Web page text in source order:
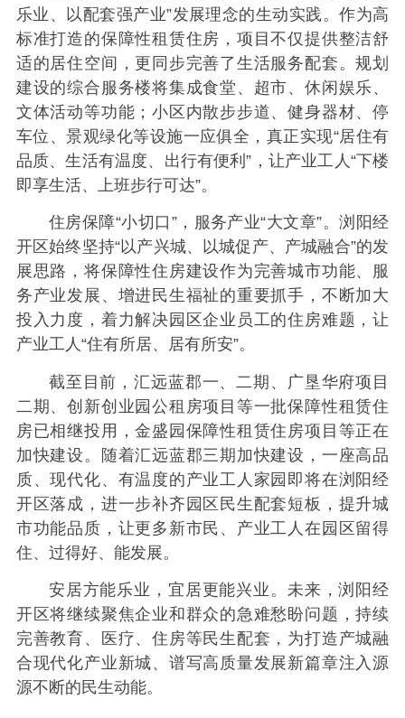
乐业、以配套强产业”发展理念的生动实践。作为高
标准打造的保障性租赁住房，项目不仅提供整洁舒
适的居住空间，更同步完善了生活服务配套。规划
建设的综合服务楼将集成食堂、超市、休闲娱乐、
文体活动等功能；小区内散步步道、健身器材、停
车位、景观绿化等设施一应俱全，真正实现“居住有
品质、生活有温度、出行有便利”，让产业工人“下楼
即享生活、上班步行可达”。
住房保障“小切口”，服务产业“大文章”。浏阳经
开区始终坚持“以产兴城、以城促产、产城融合”的发
展思路，将保障性住房建设作为完善城市功能、服
务产业发展、增进民生福祉的重要抓手，不断加大
投入力度，着力解决园区企业员工的住房难题，让
产业工人“住有所居、居有所安”。
截至目前，汇远蓝郡一、二期、广垦华府项目
二期、创新创业园公租房项目等一批保障性租赁住
房已相继投用，金盛园保障性租赁住房项目等正在
加快建设。随着汇远蓝郡三期加快建设，一座高品
质、现代化、有温度的产业工人家园即将在浏阳经
开区落成，进一步补齐园区民生配套短板，提升城
市功能品质，让更多新市民、产业工人在园区留得
住、过得好、能发展。
安居方能乐业，宜居更能兴业。未来，浏阳经
开区将继续聚焦企业和群众的急难愁盼问题，持续
完善教育、医疗、住房等民生配套，为打造产城融
合现代化产业新城、谱写高质量发展新篇章注入源
源不断的民生动能。